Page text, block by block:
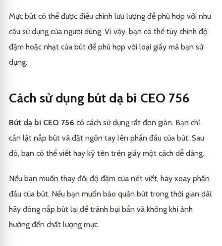
Mực bút có thể được điều chỉnh lưu lượng để phù hợp với nhu
cầu sử dụng của người dùng. Vì vậy, bạn có thể tùy chỉnh độ
đậm hoặc nhạt của bút để phù hợp với loại giấy mà bạn sử
dụng.
Cách sử dụng bút dạ bi CEO 756
Bút dạ bi CEO 756 có cách sử dụng rất đơn giản. Bạn chỉ
cần lật nắp bút và đặt ngón tay lên phần đầu của bút. Sau
đó, bạn có thể viết hay ký tên trên giấy một cách dễ dàng.
Nếu bạn muốn thay đổi độ đậm của nét viết, hãy xoay phần
đầu của bút. Nếu bạn muốn bảo quản bút trong thời gian dài,
hãy đóng nắp bút lại để tránh bụi bẩn và không khí ảnh
hưởng đến chất lượng mực.